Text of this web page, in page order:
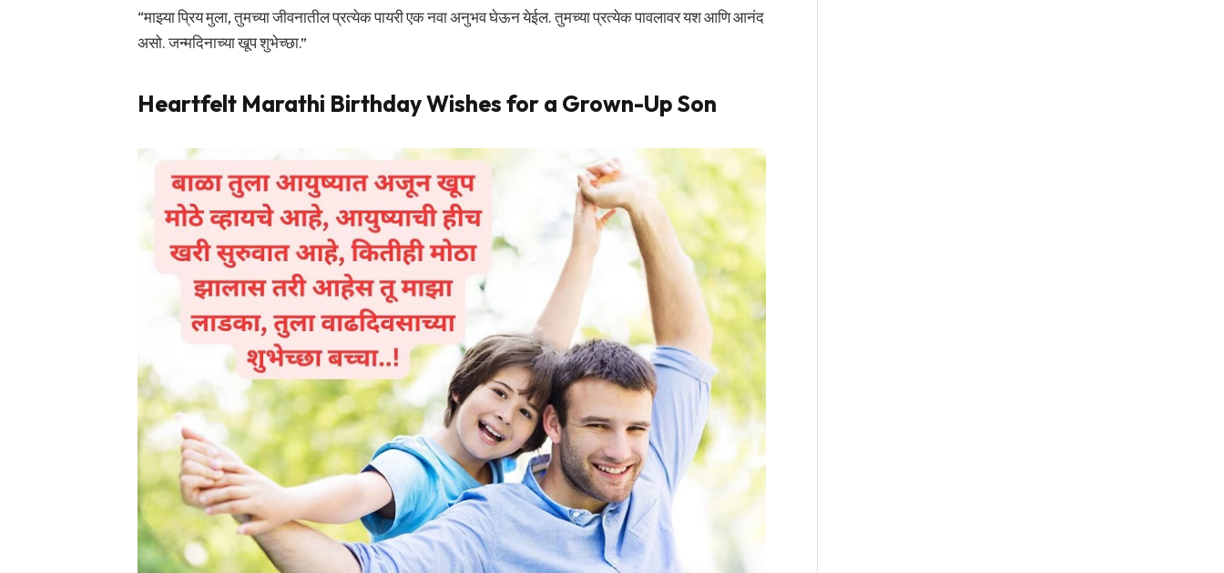
“माझ्या प्रिय मुला, तुमच्या जीवनातील प्रत्येक पायरी एक नवा अनुभव घेऊन येईल. तुमच्या प्रत्येक पावलावर यश आणि आनंद
असो. जन्मदिनाच्या खूप शुभेच्छा.”
Heartfelt Marathi Birthday Wishes for a Grown-Up Son